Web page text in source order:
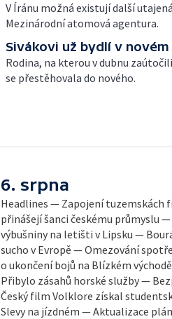
V Íránu možná existují další
Mezinárodní atomová agentura.
Sivákovi už bydlí v novém
Rodina, na kterou v dubnu
se přestěhovala do nového.
6. srpna
Headlines — Zapojení tuzemskách
přinášejí šanci českému průmyslu
výbušniny na letišti v Lipsku —
sucho v Evropě — Omezování
o ukončení bojů na Blízkém
Přibylo zásahů horské služby —
Český film Volklore získal
Slevy na jízdném — Aktualizace